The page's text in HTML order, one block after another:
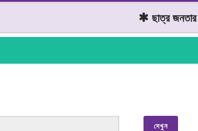
ছাত্র জনতার
দেখুন